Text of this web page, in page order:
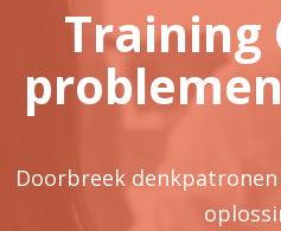
Training
Doorbreek